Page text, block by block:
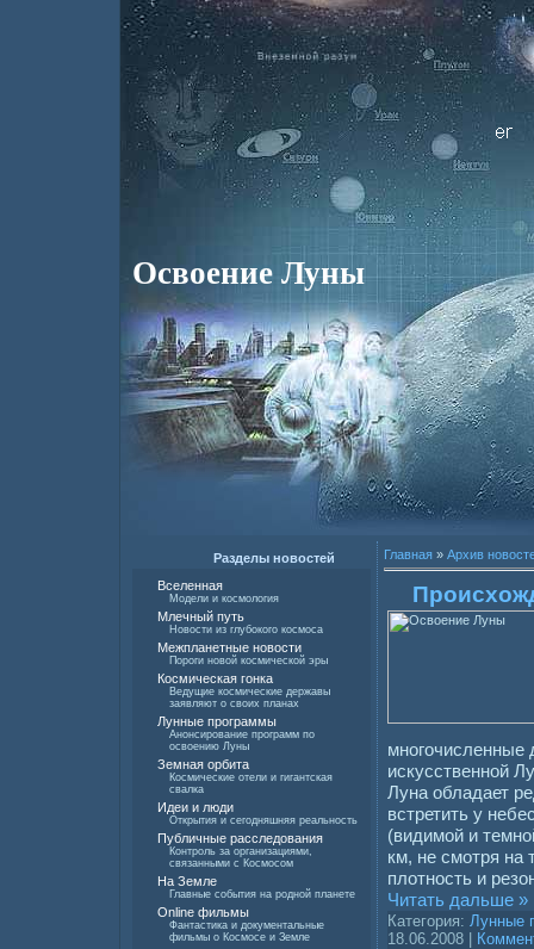
Освоение Луны
Разделы новостей
Вселенная
Модели и космология
Млечный путь
Новости из глубокого космоса
Межпланетные новости
Пороги новой космической эры
Космическая гонка
Ведущие космические державы
заявляют о своих планах
Лунные программы
Анонсирование программ по
освоению Луны
Земная орбита
Космические отели и гигантская
свалка
Идеи и люди
Открытия и сегодняшняя реальность
Публичные расследования
Контроль за организациями,
связанными с Космосом
На Земле
Главные события на родной планете
Online фильмы
Фантастика и документальные
фильмы о Космосе и Земле
Главная » Архив
искусственной
Луна обладает
встретить у
(видимой и
км, не смотря на
плотность и
Читать дальше »
Категория: Лунные
18.06.2008 |